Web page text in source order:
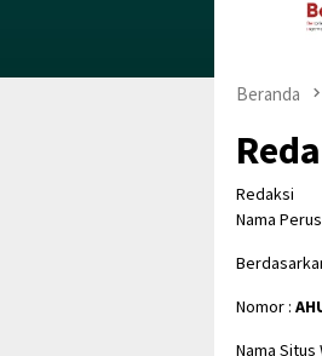
Beranda
Redaksi
Nama
Nomor :
Nama Situs